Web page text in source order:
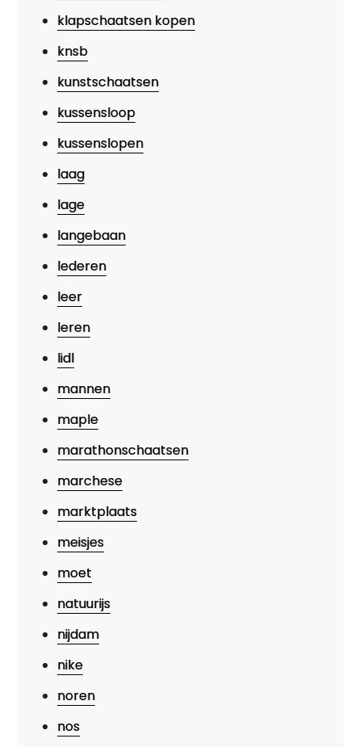
klapschaatsen kopen
knsb
kunstschaatsen
kussensloop
kussenslopen
laag
lage
langebaan
lederen
leer
leren
lidl
mannen
maple
marathonschaatsen
marchese
marktplaats
meisjes
moet
natuurijs
nijdam
nike
noren
nos